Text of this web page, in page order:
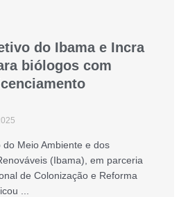
do Ibama e Incra
biólogos com
Meio Ambiente e dos
(Ibama), em parceria
de Colonização e Reforma
...